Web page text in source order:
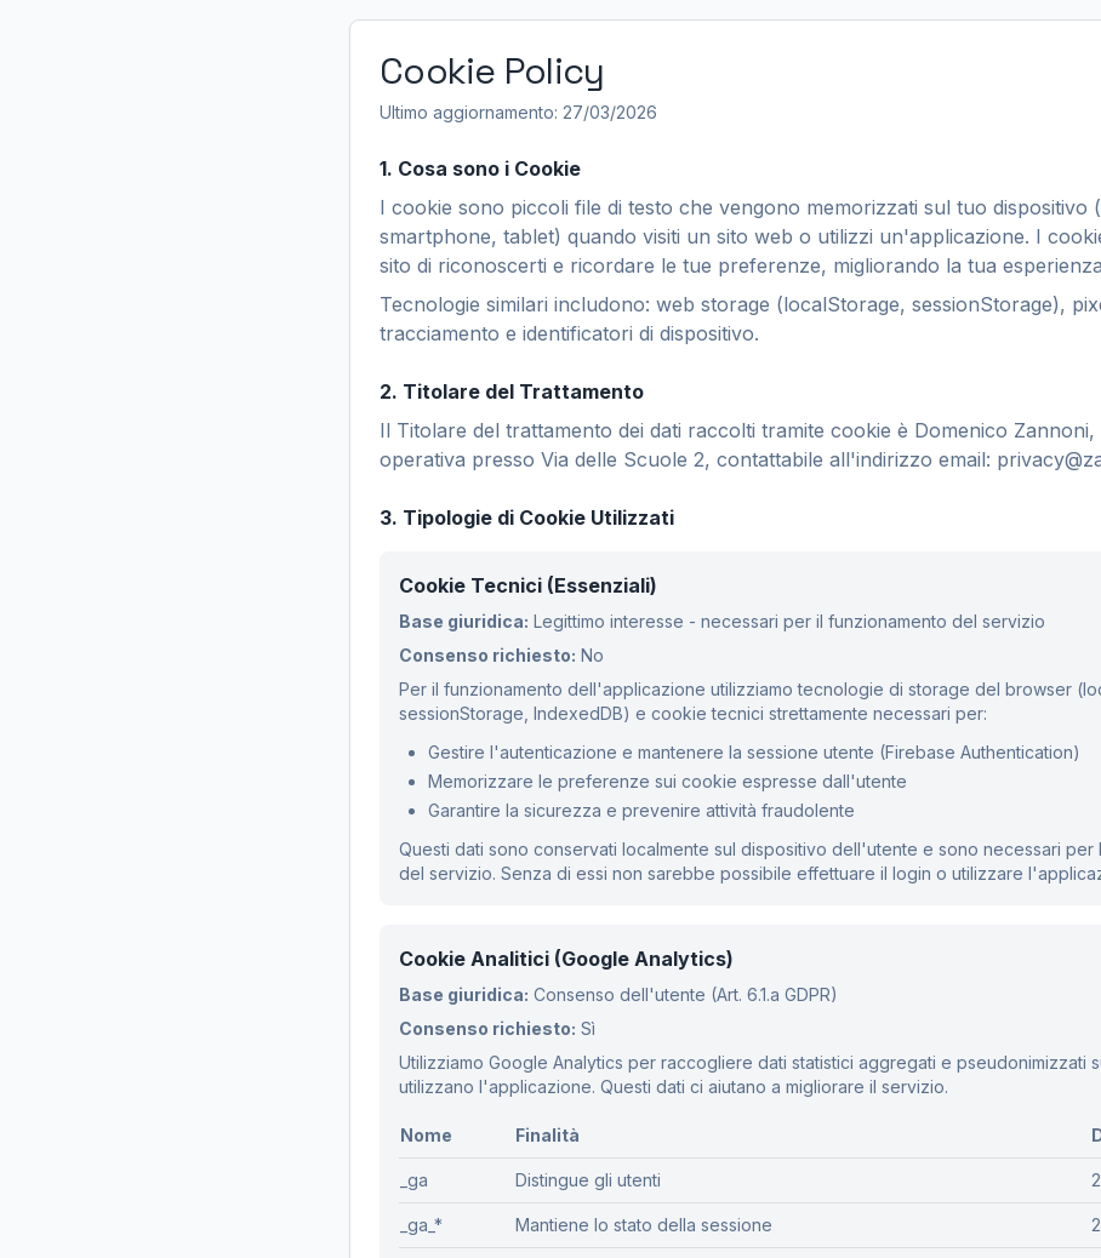
Cookie Policy
Ultimo aggiornamento: 27/03/2026
1. Cosa sono i Cookie
I cookie sono piccoli file di testo che vengono memorizzati sul tuo dispositivo
smartphone, tablet) quando visiti un sito web o utilizzi un'applicazione. I
sito di riconoscerti e ricordare le tue preferenze, migliorando la tua
Tecnologie similari includono: web storage (localStorage, sessionStorage),
tracciamento e identificatori di dispositivo.
2. Titolare del Trattamento
Il Titolare del trattamento dei dati raccolti tramite cookie è Domenico Zannoni,
operativa presso Via delle Scuole 2, contattabile all'indirizzo email:
3. Tipologie di Cookie Utilizzati
Cookie Tecnici (Essenziali)
Base giuridica: Legittimo interesse - necessari per il funzionamento del servizio
Consenso richiesto: No
Per il funzionamento dell'applicazione utilizziamo tecnologie di storage del browser
sessionStorage, IndexedDB) e cookie tecnici strettamente necessari per:
Gestire l'autenticazione e mantenere la sessione utente (Firebase Authentication)
Memorizzare le preferenze sui cookie espresse dall'utente
Garantire la sicurezza e prevenire attività fraudolente
Questi dati sono conservati localmente sul dispositivo dell'utente e sono necessari
del servizio. Senza di essi non sarebbe possibile effettuare il login o utilizzare
Cookie Analitici (Google Analytics)
Base giuridica: Consenso dell'utente (Art. 6.1.a GDPR)
Consenso richiesto: Sì
Utilizziamo Google Analytics per raccogliere dati statistici aggregati e pseudonimizzati
utilizzano l'applicazione. Questi dati ci aiutano a migliorare il servizio.
Nome Finalità
_ga Distingue gli utenti
_ga_* Mantiene lo stato della sessione